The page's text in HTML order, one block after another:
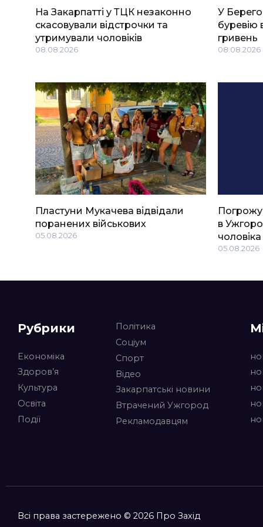
На Закарпатті у ТЦК незаконно
скасовували відстрочки та
утримували чоловіків
08.08.2026
У
буревію
гривень
08.08.2026
Пластуни Мукачева відвідали
поранених військових
05.08.2026
в
чоловіка
05.08.2026
Рубрики
Економіка
Здоров’я
Культура
Освіта
Події
Політика
Соціум
Спорт
Відео
Закарпатські новини
Втрачений Ужгород
Рекламодавцям
Всі права застережено © 2026 Про Захід